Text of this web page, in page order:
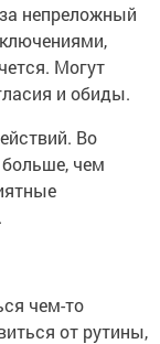
непреложный
Могут
и обиды.
Во
чем
чем-то
от рутины,